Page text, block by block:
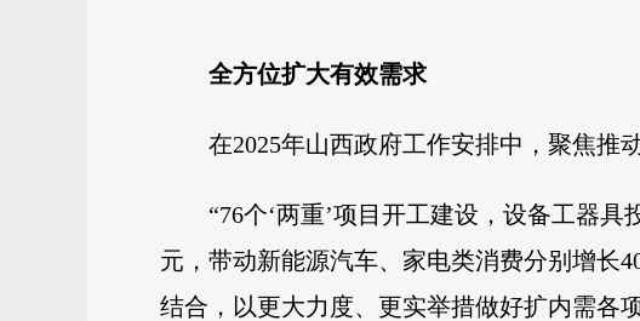
全方位扩大有效需求
在2025年山西政府工作安排中，聚焦推
“76个‘两重’项目开工建设，设备工器
元，带动新能源汽车、家电类消费分别增长
结合，以更大力度、更实举措做好扩内需各